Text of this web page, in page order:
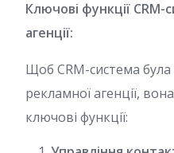
Ключові функції
агенції:
Щоб CRM-система
рекламної агенції,
ключові функції: